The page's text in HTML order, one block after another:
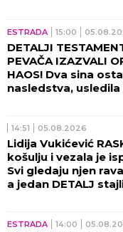
ESTRADA 15:00
DETALJI
PEVAČA IZAZVALI
HAOS! Dva sina
nasledstva, usledila
14:51 05.08.2026
Lidija Vukićević
košulju i vezala je
Svi gledaju njen
a jedan DETALJ
ESTRADA 14:00